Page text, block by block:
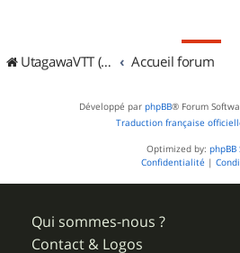
UtagawaVTT (Randos VTT et VTTAE avec traces GPS) Accueil forum
Développé par phpBB® Forum
Traduction française
Optimized by: phpBB
Confidentialité |
Qui sommes-nous ?
Contact & Logos